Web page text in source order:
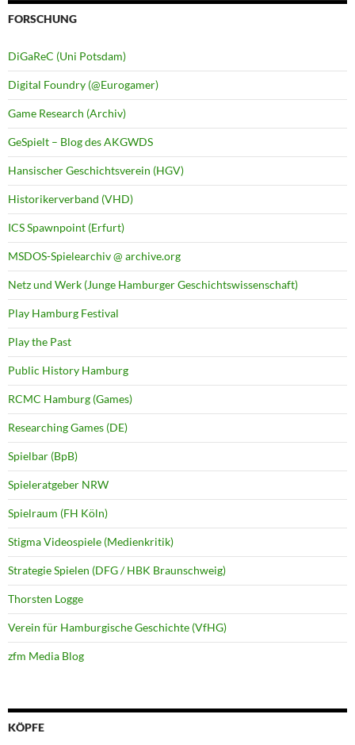
FORSCHUNG
DiGaReC (Uni Potsdam)
Digital Foundry (@Eurogamer)
Game Research (Archiv)
GeSpielt – Blog des AKGWDS
Hansischer Geschichtsverein (HGV)
Historikerverband (VHD)
ICS Spawnpoint (Erfurt)
MSDOS-Spielearchiv @ archive.org
Netz und Werk (Junge Hamburger Geschichtswissenschaft)
Play Hamburg Festival
Play the Past
Public History Hamburg
RCMC Hamburg (Games)
Researching Games (DE)
Spielbar (BpB)
Spieleratgeber NRW
Spielraum (FH Köln)
Stigma Videospiele (Medienkritik)
Strategie Spielen (DFG / HBK Braunschweig)
Thorsten Logge
Verein für Hamburgische Geschichte (VfHG)
zfm Media Blog
KÖPFE